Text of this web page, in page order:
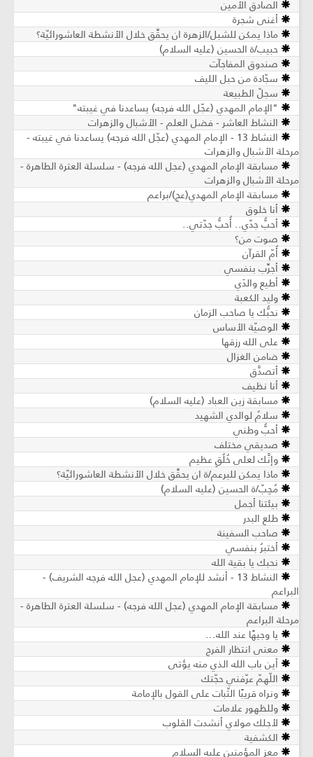
الصادق الأمين
أغنى شجرة
ماذا يمكن للشبل/الزهرة ان يحقِّق خلال الأنشطة العاشورائيّة؟
حبيب/ة الحسين (عليه السلام)
صندوق المفاجآت
سجّادة من حبل الليف
سجلّ الطبيعة
"الإمام المهدي (عجّل الله فرجه) يساعدنا في غيبته"
النشاط العاشر - فضل العلم - الأشبال والزهرات
النشاط 13 - الإمام المهدي (عجّل الله فرجه) يساعدنا في غيبته -
مرحلة الأشبال والزهرات
مسابقة الإمام المهدي (عجل الله فرجه) - سلسلة العترة الطاهرة -
مرحلة الأشبال والزهرات
مسابقة الإمام المهدي(عج)/براعم
أنا خلوق
أحبُّ جدّي.. أُحبُّ جدّتي..
صوت من؟
أُمّ القرآن
أجرِّب بنفسي
أطيع والدَي
وليد الكعبة
نحبُّك يا صاحب الزمان
الوصيّة الأساس
على الله رزقها
ضامن الغزال
أتصدَّق
أنا نظيف
مسابقة زين العباد (عليه السلام)
سلامٌ لوالدي الشهيد
أحبُّ وطني
صديقي مختلف
وإنَّك لعلى خُلُقٍ عظيم
ماذا يمكن للبرعم/ة ان يحقِّق خلال الأنشطة العاشورائيّة؟
مُحِبّ/ة الحسين (عليه السلام)
بيئتنا أجمل
طلع البدر
صاحب السفينة
أختبرُ بنفسي
نحبك يا بقية الله
النشاط 13 - أنشد للإمام المهدي (عجل الله فرجه الشريف) -
البراعم
مسابقة الإمام المهدي (عجل الله فرجه) - سلسلة العترة الطاهرة -
مرحلة البراعم
يا وجيهًا عند الله...
معنى انتظار الفرج
أين باب الله الذي منه يؤتى
اللّهمّ عرّفني حجّتك
ونراه قريبًا الثّبات على القول بالإمامة
وللظهور علامات
لأجلك مولاي أنشدت القلوب
الكشفية
معز المؤمنين عليه السلام